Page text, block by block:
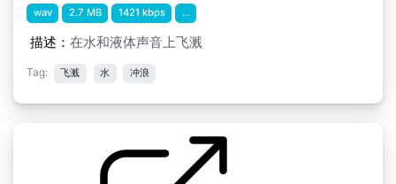
wav 2.7 MB 1421 kbps ...
描述： 在水和液体声音上飞溅
Tag: 飞溅 水 冲浪